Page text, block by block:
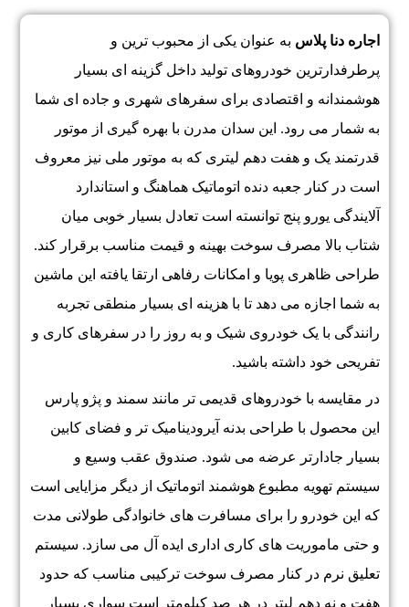
اجاره دنا پلاس به عنوان یکی از محبوب ترین و
پرطرفدارترین خودروهای تولید داخل گزینه ای بسیار
هوشمندانه و اقتصادی برای سفرهای شهری و جاده ای شما
به شمار می رود. این سدان مدرن با بهره گیری از موتور
قدرتمند یک و هفت دهم لیتری که به موتور ملی نیز معروف
است در کنار جعبه دنده اتوماتیک هماهنگ و استاندارد
آلایندگی یورو پنج توانسته است تعادل بسیار خوبی میان
شتاب بالا مصرف سوخت بهینه و قیمت مناسب برقرار کند.
طراحی ظاهری پویا و امکانات رفاهی ارتقا یافته این ماشین
به شما اجازه می دهد تا با هزینه ای بسیار منطقی تجربه
رانندگی با یک خودروی شیک و به روز را در سفرهای کاری و
تفریحی خود داشته باشید.
در مقایسه با خودروهای قدیمی تر مانند سمند و پژو پارس
این محصول با طراحی بدنه آیرودینامیک تر و فضای کابین
بسیار جادارتر عرضه می شود. صندوق عقب وسیع و
سیستم تهویه مطبوع هوشمند اتوماتیک از دیگر مزایایی است
که این خودرو را برای مسافرت های خانوادگی طولانی مدت
و حتی ماموریت های کاری اداری ایده آل می سازد. سیستم
تعلیق نرم در کنار مصرف سوخت ترکیبی مناسب که حدود
هفت و نه دهم لیتر در هر صد کیلومتر است سواری بسیار